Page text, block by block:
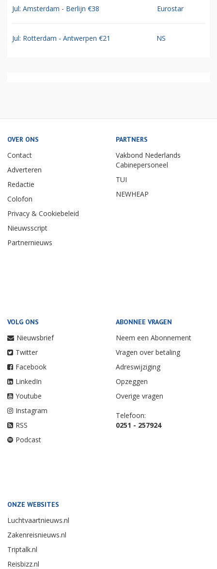
Jul: Amsterdam - Berlijn €38 Eurostar
Jul: Rotterdam - Antwerpen €21 NS
OVER ONS
Contact
Adverteren
Redactie
Colofon
Privacy & Cookiebeleid
Nieuwsscript
Partnernieuws
PARTNERS
Vakbond Nederlands
Cabinepersoneel
TUI
NEWHEAP
VOLG ONS
Nieuwsbrief
Twitter
Facebook
LinkedIn
Youtube
Instagram
RSS
Podcast
ABONNEE VRAGEN
Neem een Abonnement
Vragen over betaling
Adreswijziging
Opzeggen
Overige vragen
Telefoon:
0251 - 257924
ONZE WEBSITES
Luchtvaartnieuws.nl
Zakenreisnieuws.nl
Triptalk.nl
Reisbizz.nl